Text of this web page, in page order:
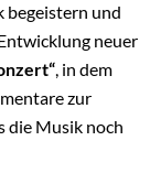
begeistern und
neuer
, in dem
zur
die Musik noch